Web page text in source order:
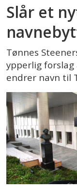
Slår et
Tønnes
ypperlig
endrer navn til